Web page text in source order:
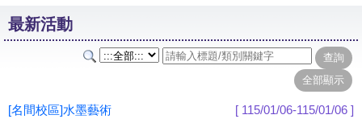
課程一覽表
志工與社團
最新活動
[名間校區]水墨藝術
[ 115/01/06-115/01/06 ]